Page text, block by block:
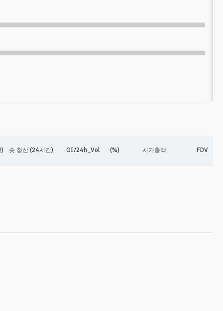
숏 청산 (24시간) OI/24h_Vol (%) 시가총액 FDV